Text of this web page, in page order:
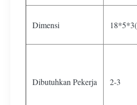
Dimensi
Dibutuhkan Pekerja 2-3